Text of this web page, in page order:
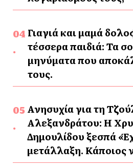
Γιαγιά και μαμά
τέσσερα παιδιά: Τα
μηνύματα που
τους.
Ανησυχία για τη
Αλεξανδράτου: Η
Δημουλίδου ξεσπά
μετάλλαξη. Κάποιος